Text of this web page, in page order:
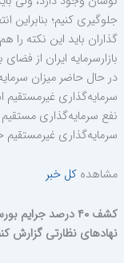
جلوگیری کنیم؛
گذاران باید این نکته
بازارسرمایه ایران از
‏در حال حاضر میزان
سرمایه‌گذاری غیرمستقیم
نفع سرمایه‌گذاری
‏سرمایه‌گذاری غیرمستقیم
مشاهده کل خبر
کشف ۴۰درصد جرایم
نهادهای نظارتی گزارش